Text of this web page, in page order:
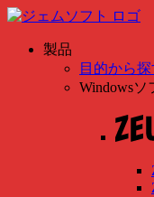
製品
目的から探
Windowsソ